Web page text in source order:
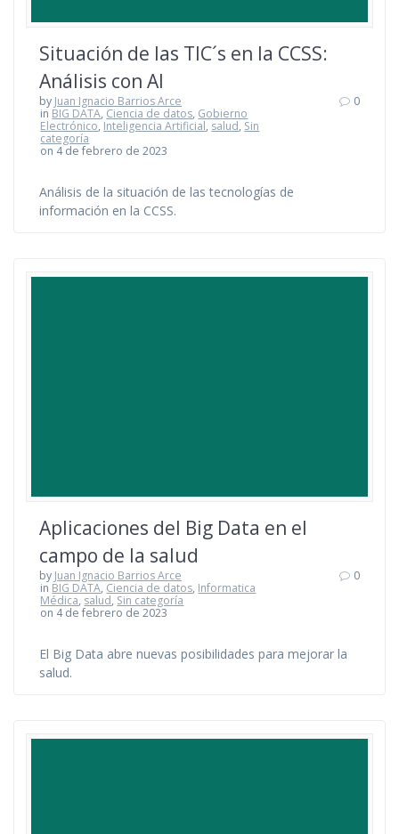
Situación de las TIC´s en la CCSS:
Análisis con AI
by Juan Ignacio Barrios Arce
in BIG DATA, Ciencia de datos, Gobierno
Electrónico, Inteligencia Artificial, salud, Sin
categoría
on 4 de febrero de 2023
0
Análisis de la situación de las tecnologías de
información en la CCSS.
Aplicaciones del Big Data en el
campo de la salud
by Juan Ignacio Barrios Arce
in BIG DATA, Ciencia de datos, Informatica
Médica, salud, Sin categoría
on 4 de febrero de 2023
0
El Big Data abre nuevas posibilidades para mejorar la
salud.